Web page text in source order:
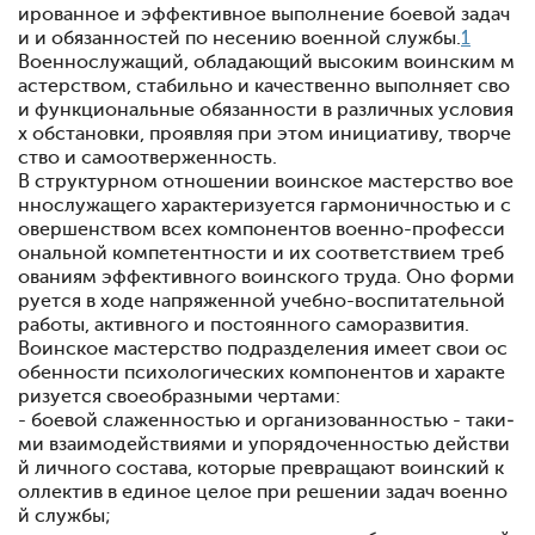
ированное и эффектив­ное выполнение боевой задач
и и обязанностей по несению военной службы.1
Военнослужащий, обладающий высоким воинским м
а­стерством, стабильно и качественно выполняет сво
и функ­циональные обязанности в различных условия
х обстанов­ки, проявляя при этом инициативу, творче
ство и самоот­верженность.
В структурном отношении воинское мастерство вое
н­нослужащего характеризуется гармоничностью и с
овершен­ством всех компонентов военно-професси
ональной компетентности и их соответствием треб
ованиям эффективного воинского труда. Оно форми
руется в ходе напряженной учеб­но-воспитательной
работы, активного и постоянного само­развития.
Воинское мастерство подразделения имеет свои ос
обен­ности психологических компонентов и характе
ризуется свое­образными чертами:
- боевой слаженностью и организованностью - таки­
ми взаимодействиями и упорядоченностью действи
й лично­го состава, которые превращают воинский к
оллектив в еди­ное целое при решении задач военно
й службы;